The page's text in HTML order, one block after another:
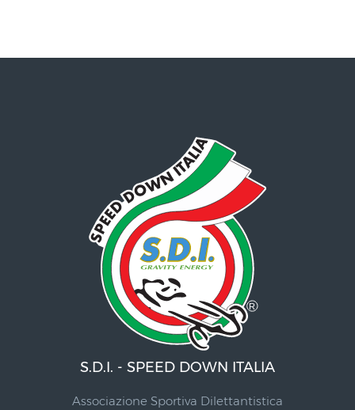
S.D.I. - SPEED DOWN ITALIA
Associazione Sportiva Dilettantistica